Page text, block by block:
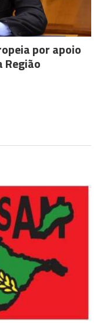
por apoio
Região